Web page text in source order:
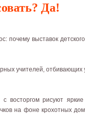
Да!
почему выставок
учителей, отбивающих
восторгом рисуют
на фоне крохотных